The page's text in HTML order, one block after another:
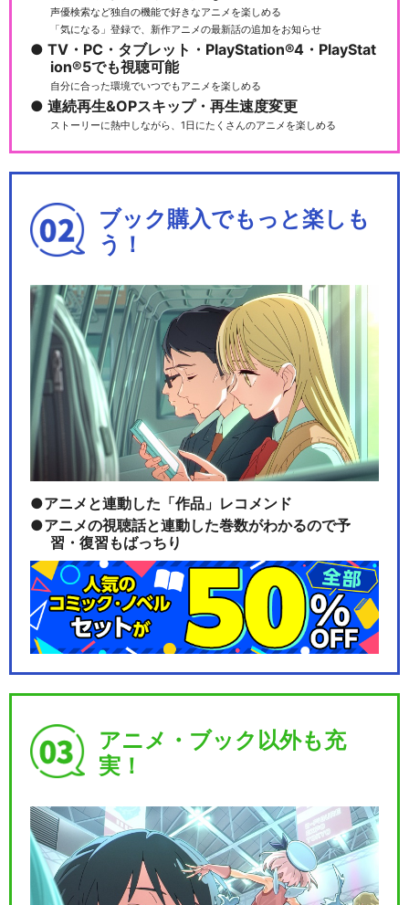
声優検索など独自の機能で好きなアニメを楽しめる
「気になる」登録で、新作アニメの最新話の追加をお知らせ
TV・PC・タブレット・PlayStation®4・PlayStat
ion®5でも視聴可能
自分に合った環境でいつでもアニメを楽しめる
連続再生&OPスキップ・再生速度変更
ストーリーに熱中しながら、1日にたくさんのアニメを楽しめる
ブック購入でもっと楽しも
う！
アニメと連動した「作品」レコメンド
アニメの視聴話と連動した巻数がわかるので予
習・復習もばっちり
アニメ・ブック以外も充
実！